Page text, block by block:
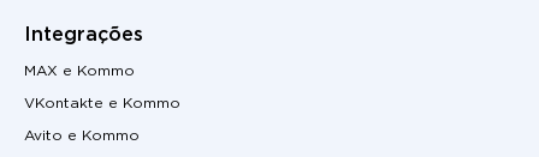
Integrações
MAX e Kommo
VKontakte e Kommo
Avito e Kommo